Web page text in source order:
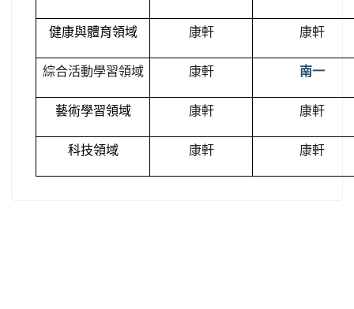
健康與體育領域 康軒 康軒
綜合活動學習領域 康軒 南一
藝術學習領域 康軒 康軒
科技領域 康軒 康軒